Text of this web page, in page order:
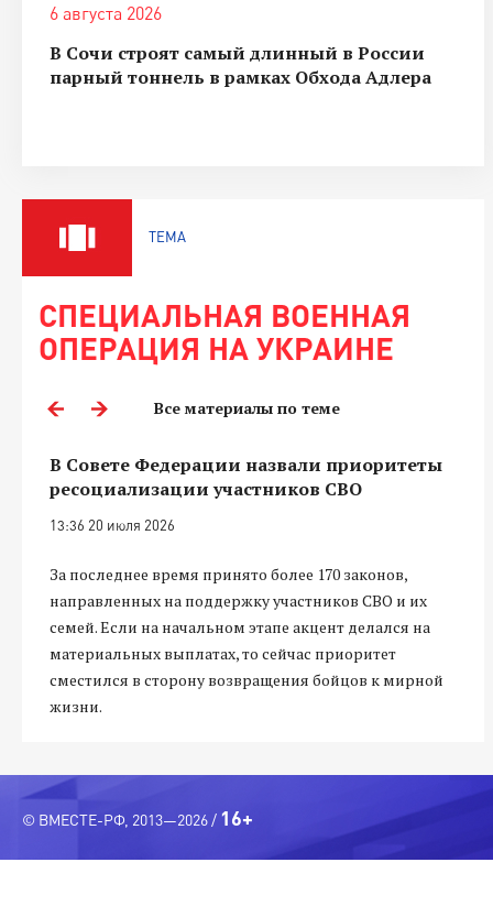
6 августа 2026
В Сочи строят самый длинный в России
парный тоннель в рамках Обхода Адлера
ТЕМА
СПЕЦИАЛЬНАЯ ВОЕННАЯ
ОПЕРАЦИЯ НА УКРАИНЕ
Все материалы по теме
В Совете Федерации назвали приоритеты
ресоциализации участников СВО
13:36 20 июля 2026
За последнее время принято более 170 законов,
направленных на поддержку участников СВО и их
семей. Если на начальном этапе акцент делался на
материальных выплатах, то сейчас приоритет
сместился в сторону возвращения бойцов к мирной
жизни.
© ВМЕСТЕ-РФ, 2013—2026 / 16+